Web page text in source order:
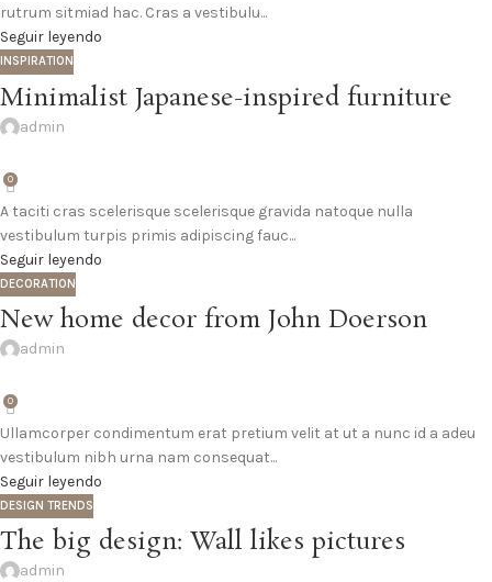
rutrum sitmiad hac. Cras a vestibulu...
Seguir leyendo
INSPIRATION
Minimalist Japanese-inspired furniture
admin
0
A taciti cras scelerisque scelerisque gravida natoque nulla
vestibulum turpis primis adipiscing fauc...
Seguir leyendo
DECORATION
New home decor from John Doerson
admin
0
Ullamcorper condimentum erat pretium velit at ut a nunc id a adeu
vestibulum nibh urna nam consequat...
Seguir leyendo
DESIGN TRENDS
The big design: Wall likes pictures
admin